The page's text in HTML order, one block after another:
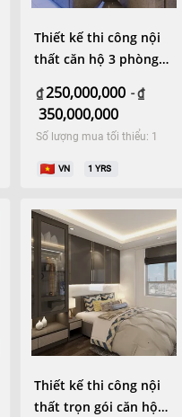
Thiết kế thi công nội
thất căn hộ 3 phòng
₫ 250,000,000 -₫
350,000,000
Số lượng mua tối thiểu: 1
VN 1 YRS
Thiết kế thi công nội
thất trọn gói căn hộ